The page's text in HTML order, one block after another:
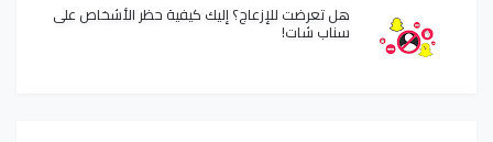
هل تعرضت للإزعاج؟ إليك كيفية حظر الأشخاص على
سناب شات!